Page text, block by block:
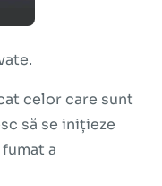
celor care sunt
să se inițieze
a